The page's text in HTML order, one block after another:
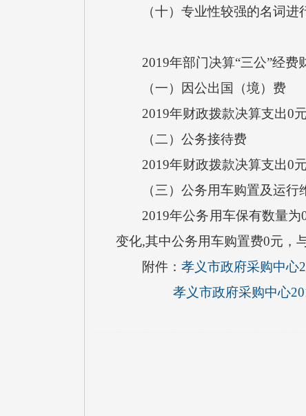
（十）专业性较强的名词进
2019年部门决算“三公”经费财
（一）因公出国（境）费
2019年财政拨款决算支出0元
（二）公务接待费
2019年财政拨款决算支出0元
（三）公务用车购置及运行
2019年公务用车保有数量为0
变化,其中公务用车购置费0元，
附件： 孝义市政府采购中心
孝义市政府采购中心